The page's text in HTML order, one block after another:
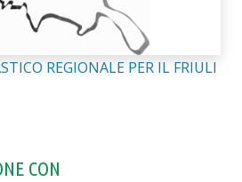
REGIONALE PER IL FRIULI
CON